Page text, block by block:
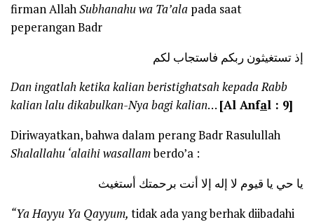
firman AllahSubhanahu wa Ta’ala pada saat
peperangan Badr
إذ تستغيثون ربكم فاستجاب لكم
Dan ingatlah ketika kalian beristighatsah kepada Rabb
kalian lalu dikabulkan-Nya bagi kalian… [Al Anfal : 9]
Diriwayatkan, bahwa dalam perang Badr Rasulullah
Shalallahu ‘alaihi wasallamberdo’a :
يا حي يا قيوم لا إله إلا أنت برحمتك أستغيث
“Ya Hayyu Ya Qayyum, tidak ada yang berhak diibadahi